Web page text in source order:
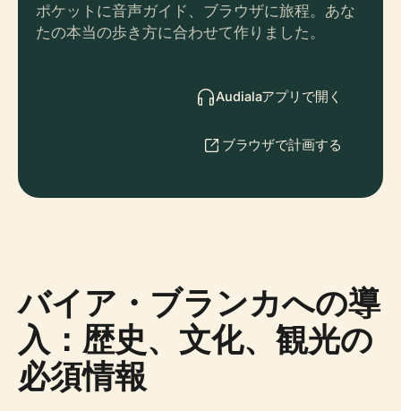
ポケットに音声ガイド、ブラウザに旅程。あな
たの本当の歩き方に合わせて作りました。
Audialaアプリで開く
ブラウザで計画する
バイア・ブランカへの導
入：歴史、文化、観光の
必須情報